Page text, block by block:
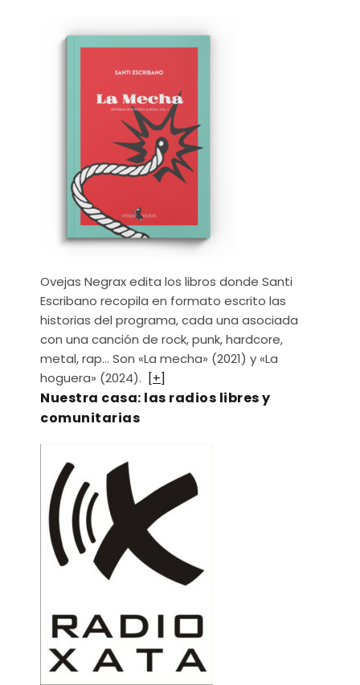
Ovejas Negrax edita los libros donde Santi
Escribano recopila en formato escrito las
historias del programa, cada una asociada
con una canción de rock, punk, hardcore,
metal, rap… Son «La mecha» (2021) y «La
hoguera» (2024). [+]
Nuestra casa: las radios libres y
comunitarias